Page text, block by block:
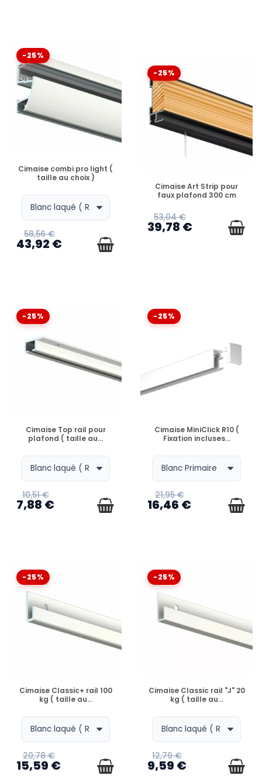
-25%
EN STOCK
Cimaise combi pro light (
taille au choix )
58,56 €
43,92 €
-25%
EN STOCK
Cimaise Art Strip pour
faux plafond 300 cm
53,04 €
39,78 €
-25%
EN STOCK
Cimaise Top rail pour
plafond ( taille au...
10,51 €
7,88 €
-25%
EN STOCK
Cimaise MiniClick R10 (
Fixation incluses...
21,95 €
16,46 €
-25%
EN STOCK
Cimaise Classic+ rail 100
kg ( taille au...
20,78 €
15,59 €
-25%
EN STOCK
Cimaise Classic rail "J" 20
kg ( taille au...
12,79 €
9,59 €